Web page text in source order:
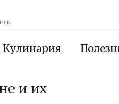
Кулинария
и их